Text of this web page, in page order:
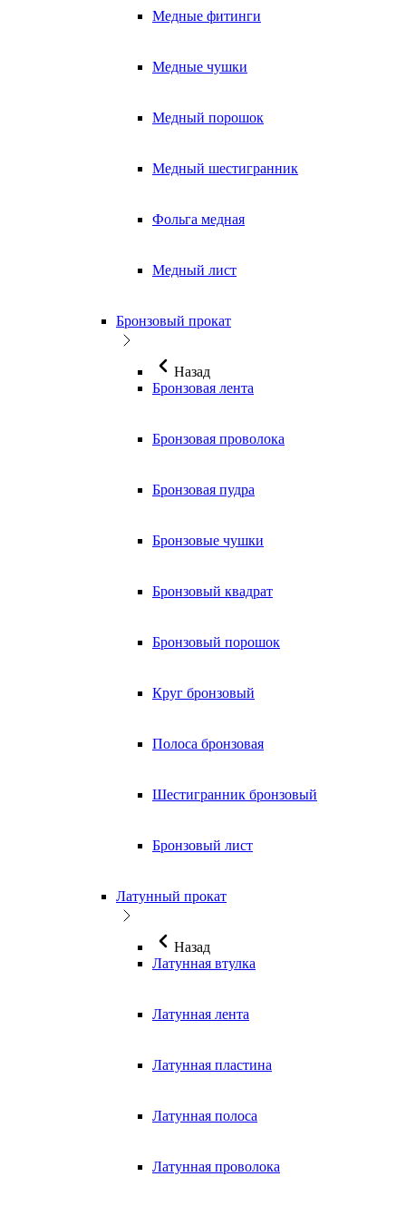
Медные фитинги
Медные чушки
Медный порошок
Медный шестигранник
Фольга медная
Медный лист
Бронзовый прокат
Назад
Бронзовая лента
Бронзовая проволока
Бронзовая пудра
Бронзовые чушки
Бронзовый квадрат
Бронзовый порошок
Круг бронзовый
Полоса бронзовая
Шестигранник бронзовый
Бронзовый лист
Латунный прокат
Назад
Латунная втулка
Латунная лента
Латунная пластина
Латунная полоса
Латунная проволока